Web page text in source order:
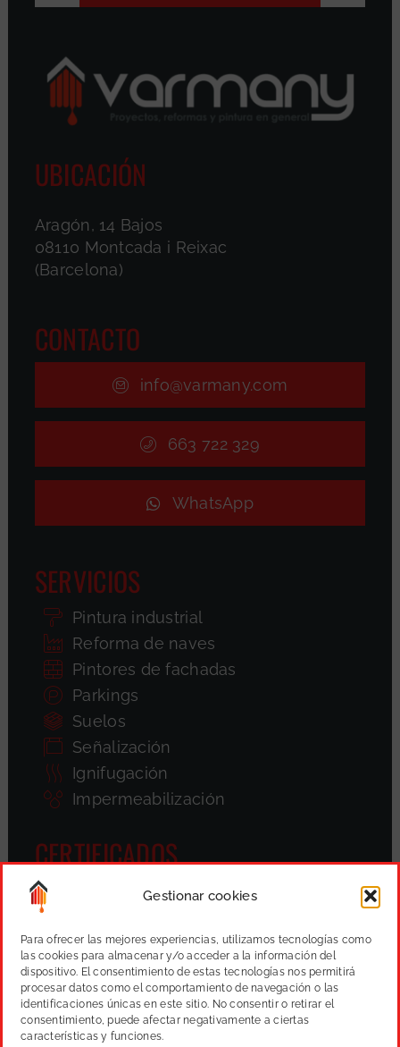
Gestionar cookies
Para ofrecer las mejores experiencias, utilizamos tecnologías como
las cookies para almacenar y/o acceder a la información del
dispositivo. El consentimiento de estas tecnologías nos permitirá
procesar datos como el comportamiento de navegación o las
identificaciones únicas en este sitio. No consentir o retirar el
consentimiento, puede afectar negativamente a ciertas
características y funciones.
UBICACIÓN
Aragón, 14 Bajos
08110 Montcada i Reixac
(Barcelona)
CONTACTO
info@varmany.com
663 722 329
WhatsApp
SERVICIOS
Pintura industrial
Reforma de naves
Pintores de fachadas
Parkings
Suelos
Señalización
Ignifugación
Impermeabilización
CERTIFICADOS